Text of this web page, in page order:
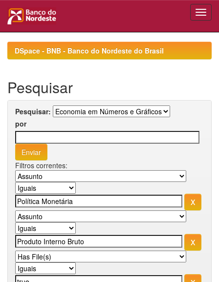
navigationDSpace - BNB - Banco do Nordeste do Brasil
Pesquisar
Pesquisar:
por
Filtros correntes: